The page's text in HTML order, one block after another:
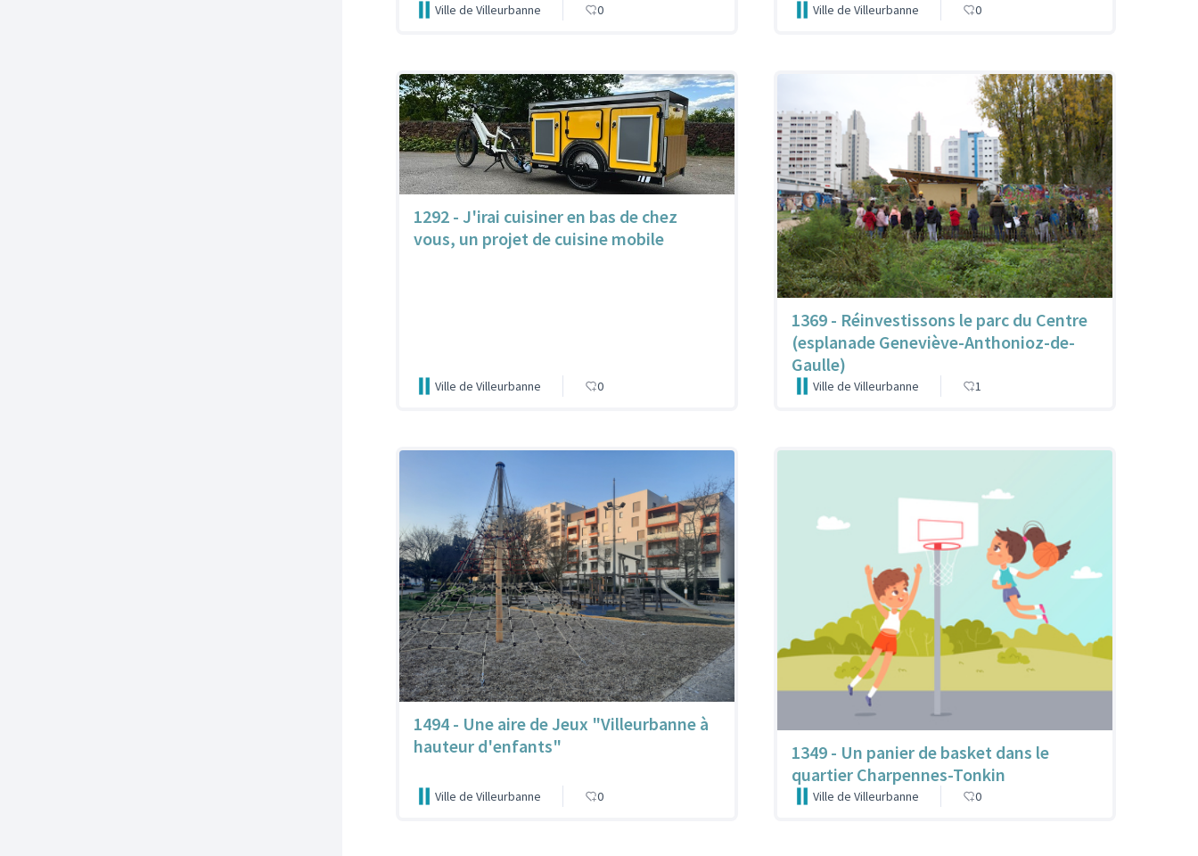
Ville de Villeurbanne 0 Ville de Villeurbanne 0
1292 - J'irai cuisiner en bas de chez
vous, un projet de cuisine mobile
Ville de Villeurbanne 0
1369 - Réinvestissons le parc du Centre
(esplanade Geneviève-Anthonioz-de-
Gaulle)
Ville de Villeurbanne 1
1494 - Une aire de Jeux "Villeurbanne à
hauteur d'enfants"
Ville de Villeurbanne 0
1349 - Un panier de basket dans le
quartier Charpennes-Tonkin
Ville de Villeurbanne 0